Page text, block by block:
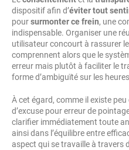
dispositif afin d’éviter tout
poursurmonter ce frein, une
indispensable. Organiser une
utilisateur concourt à rassurer
comprennent alors que le
erreur mais plutôt à faciliter le
forme d’ambiguïté sur les
À cet égard, comme il existe peu
d’excuse pour erreur de
clarifier immédiatement toute
ainsi dans l’équilibre entre
aspect qui se travaille à travers